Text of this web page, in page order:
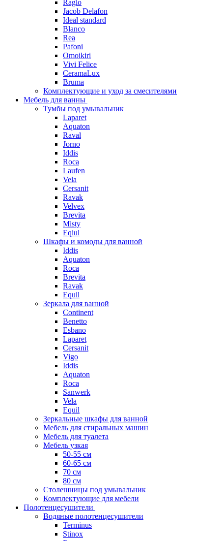
Raglo
Jacob Delafon
Ideal standard
Blanco
Rea
Pafoni
Omoikiri
Vivi Felice
CeramaLux
Bruma
Комплектующие и уход за смесителями
Мебель для ванны
Тумбы под умывальник
Laparet
Aquaton
Raval
Jorno
Iddis
Roca
Laufen
Vela
Cersanit
Ravak
Velvex
Brevita
Misty
Eqiul
Шкафы и комоды для ванной
Iddis
Aquaton
Roca
Brevita
Ravak
Equil
Зеркала для ванной
Continent
Benetto
Esbano
Laparet
Cersanit
Vigo
Iddis
Aquaton
Roca
Sanwerk
Vela
Equil
Зеркальные шкафы для ванной
Мебель для стиральных машин
Мебель для туалета
Мебель узкая
50-55 см
60-65 см
70 см
80 см
Столешницы под умывальник
Комплектующие для мебели
Полотенцесушители
Водяные полотенцесушители
Terminus
Stinox